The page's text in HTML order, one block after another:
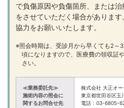
で負傷原因や負傷箇所、または
をさせていただく場合がありま
協力をお願いいたします。
※照会時期は、受診月から早くても2～
頃になりますので、医療費の領収証
さい。
≪業務委託先≫
施術内容の照会に
関するお問合せ先
株式会社 大正オ
東京都世田谷区
電話：03-6805-